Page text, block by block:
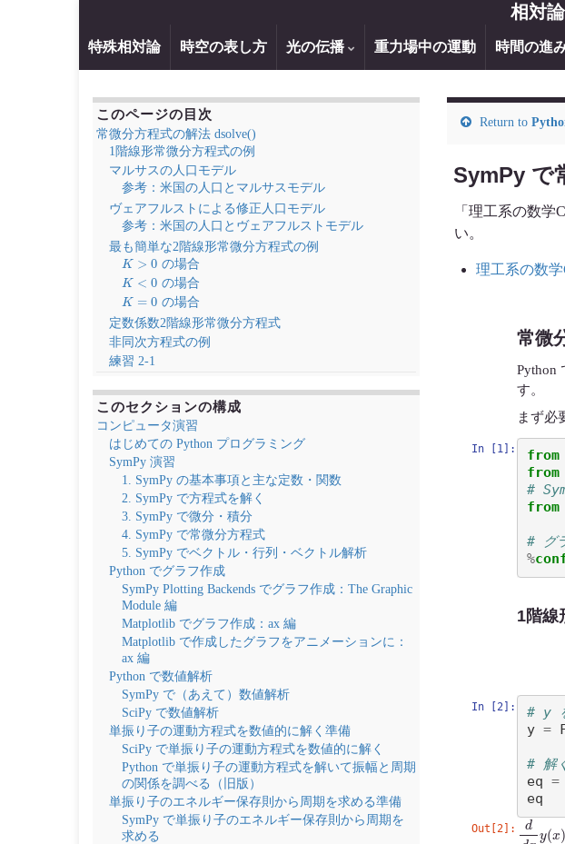
相対
特殊相対論 時空の表し方 光の伝播 重力場中の運動 時間の進
Return to
SymPy で
「理工系の数学
い。
理工系の数
常微
Python
す。
まず必
In [1]: from
from
#
from
# グ
%
1階線
In [2]:
# y
y =
# 解
eq =
eq
Out[2]: dd ( )=
このページの目次
常微分方程式の解法 dsolve()
1階線形常微分方程式の例
マルサスの人口モデル
参考：米国の人口とマルサスモデル
ヴェアフルストによる修正人口モデル
参考：米国の人口とヴェアフルストモデル
最も簡単な2階線形常微分方程式の例
K> 0 の場合
K< の場合
K=
の場合
定数係数2階線形常微分方程式
非同次方程式の例
練習 2-1
このセクションの構成
コンピュータ演習
はじめての Python プログラミング
SymPy 演習
1. SymPy の基本事項と主な定数・関数
2. SymPy で方程式を解く
3. SymPy で微分・積分
4. SymPy で常微分方程式
5. SymPy でベクトル・行列・ベクトル解析
Python でグラフ作成
SymPy Plotting Backends でグラフ作成：The Graphic
Module 編
Matplotlib でグラフ作成：ax 編
Matplotlib で作成したグラフをアニメーションに：
ax 編
Python で数値解析
SymPy で（あえて）数値解析
SciPy で数値解析
単振り子の運動方程式を数値的に解く準備
SciPy で単振り子の運動方程式を数値的に解く
Python で単振り子の運動方程式を解いて振幅と周期
の関係を調べる（旧版）
単振り子のエネルギー保存則から周期を求める準備
SymPy で単振り子のエネルギー保存則から周期を
求める